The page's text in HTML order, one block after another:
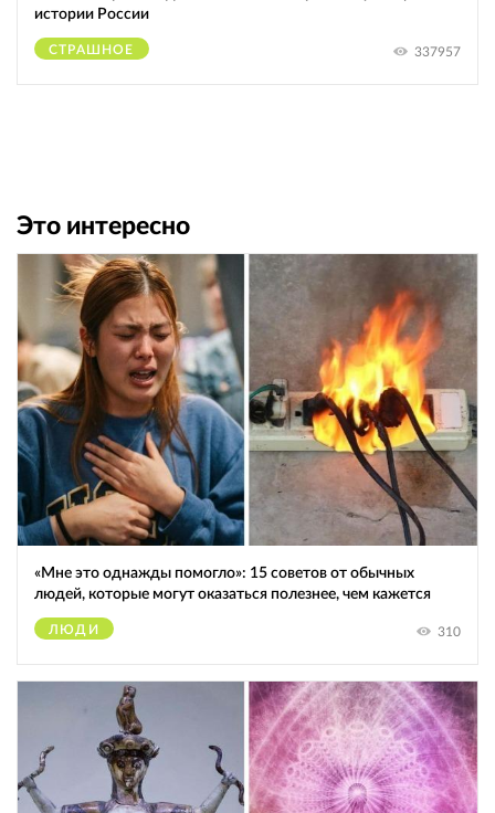
истории России
СТРАШНОЕ 337957
Это интересно
«Мне это однажды помогло»: 15 советов от обычных
людей, которые могут оказаться полезнее, чем кажется
ЛЮДИ 310